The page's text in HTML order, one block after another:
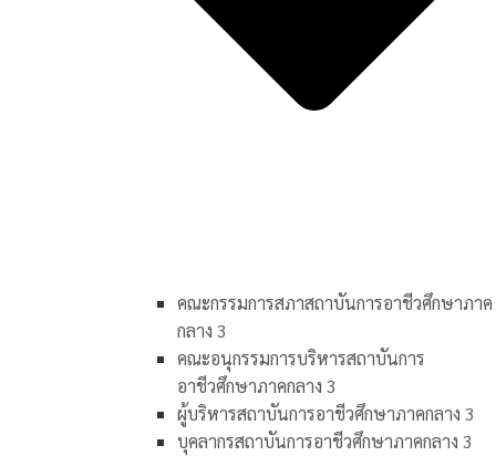
คณะกรรมการสภาสถาบันการอาชีวศึกษาภาค
กลาง 3
คณะอนุกรรมการบริหารสถาบันการ
อาชีวศึกษาภาคกลาง 3
ผู้บริหารสถาบันการอาชีวศึกษาภาคกลาง 3
บุคลากรสถาบันการอาชีวศึกษาภาคกลาง 3